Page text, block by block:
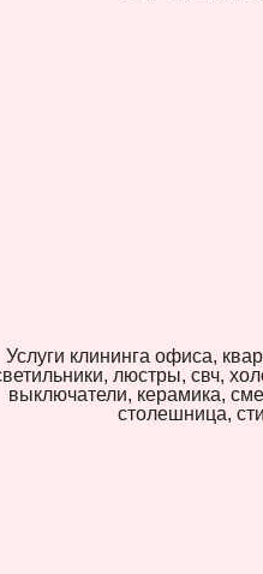
Услуги клининга офиса,
люстры, свч,
выключатели, керамика,
столешница,